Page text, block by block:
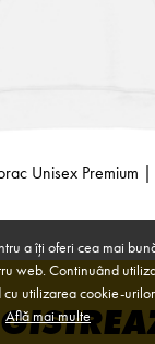
Unisex Premium
a îți oferi cea mai
web. Continuând
utilizarea cookie-
Află mai multe